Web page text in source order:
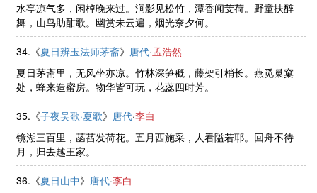
水亭凉气多，闲棹晚来过。涧影见松竹，潭香闻芰荷。野童扶醉
舞，山鸟助酣歌。幽赏未云遍，烟光奈夕何。
34.《夏日辨玉法师茅斋》 唐代·孟浩然
夏日茅斋里，无风坐亦凉。竹林深笋穊，藤架引梢长。燕觅巢窠
处，蜂来造蜜房。物华皆可玩，花蕊四时芳。
35.《子夜吴歌·夏歌》 唐代·李白
镜湖三百里，菡萏发荷花。五月西施采，人看隘若耶。回舟不待
月，归去越王家。
36.《夏日山中》 唐代·李白